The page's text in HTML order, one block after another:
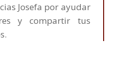
Josefa por ayudar
y compartir tus